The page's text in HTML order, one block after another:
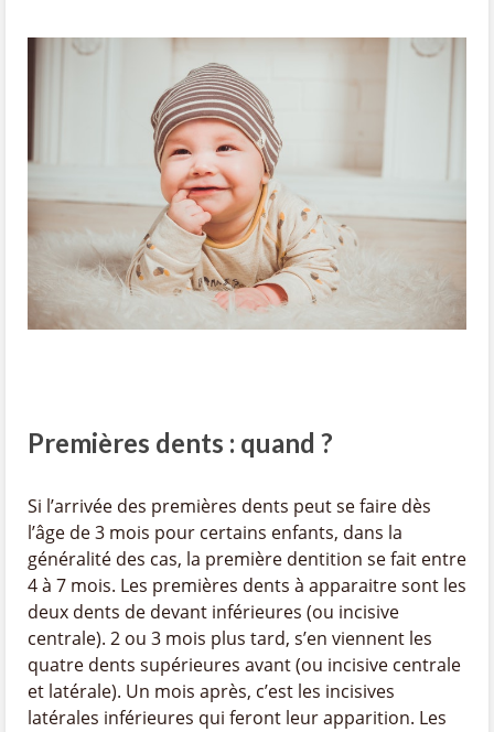
Premières dents : quand ?
Si l’arrivée des premières dents peut se faire dès
l’âge de 3 mois pour certains enfants, dans la
généralité des cas, la première dentition se fait entre
4 à 7 mois. Les premières dents à apparaitre sont les
deux dents de devant inférieures (ou incisive
centrale). 2 ou 3 mois plus tard, s’en viennent les
quatre dents supérieures avant (ou incisive centrale
et latérale). Un mois après, c’est les incisives
latérales inférieures qui feront leur apparition. Les